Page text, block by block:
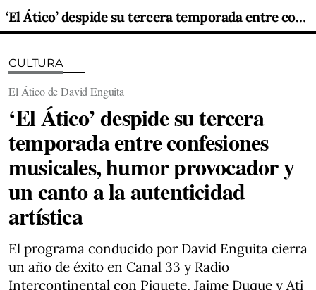
‘El Ático’ despide su tercera temporada entre confesiones musicales, humor provocador y un canto a la autenticidad artística
CULTURA
El Ático de David Enguita
‘El Ático’ despide su tercera
temporada entre confesiones
musicales, humor provocador y
un canto a la autenticidad
artística
El programa conducido por David Enguita cierra
un año de éxito en Canal 33 y Radio
Intercontinental con Piquete, Jaime Duque y Ati